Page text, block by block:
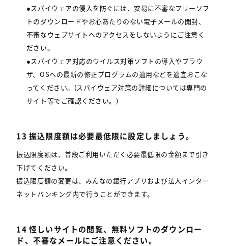
●スパイウェアの侵入を防ぐには、安易に不審なフリーソフ
トのダウンロードやお心あたりのない電子メールの開封、
不審なウェブサイトへのアクセスをしないようにご注意く
ださい。
●スパイウェア対応のウイルス対策ソフトの導入やブラウ
ザ、OSへの最新の修正プログラムの適用などを適宜おこな
ってください。(スパイウェア対策の詳細については専門の
サイト等でご確認ください。)
13 振込限度額は必要最低限に設定しましょう。
振込限度額は、普段ご利用いただく必要最低限の金額まで引き
下げてください。
振込限度額の変更は、みんなの銀行アプリおよび法人インター
ネットバンキング内で行うことができます。
14 怪しいサイトの閲覧、無料ソフトのダウンロー
ド、不審なメールにご注意ください。